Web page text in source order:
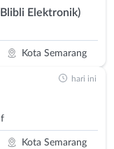
Elektronik)
Kota Semarang
Kota Semarang
hari ini